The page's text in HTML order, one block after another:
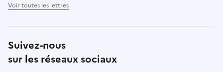
Voir toutes les lettres
Suivez-nous
sur les réseaux sociaux